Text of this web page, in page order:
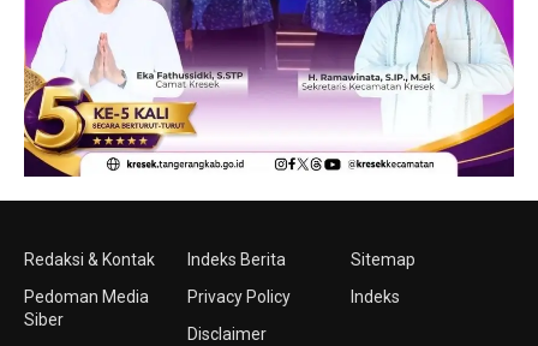
Redaksi & Kontak
Pedoman Media
Siber
Indeks Berita
Privacy Policy
Disclaimer
Sitemap
Indeks